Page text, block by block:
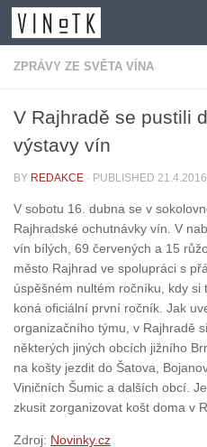
Skip to content
ZPRÁVY ZE SVĚTA VÍNA
V Rajhradě se pustili
výstavy vín
BY REDAKCE · PUBLISHED 21.4.2016
V sobotu 16. dubna se v
Rajhradské ochutnávky vín. V
vín bílých, 69 červených a 15
město Rajhrad ve spolupráci s
úspěšném nultém ročníku, kdy si
koná oficiální první ročník. Jak
organizačního týmu, v Rajhradě
některých jiných obcích jižního
na košty jezdit do Šatova,
Viničních Šumic a dalších obcí.
zkusit zorganizovat košt doma v
Zdroj: Novinky.cz